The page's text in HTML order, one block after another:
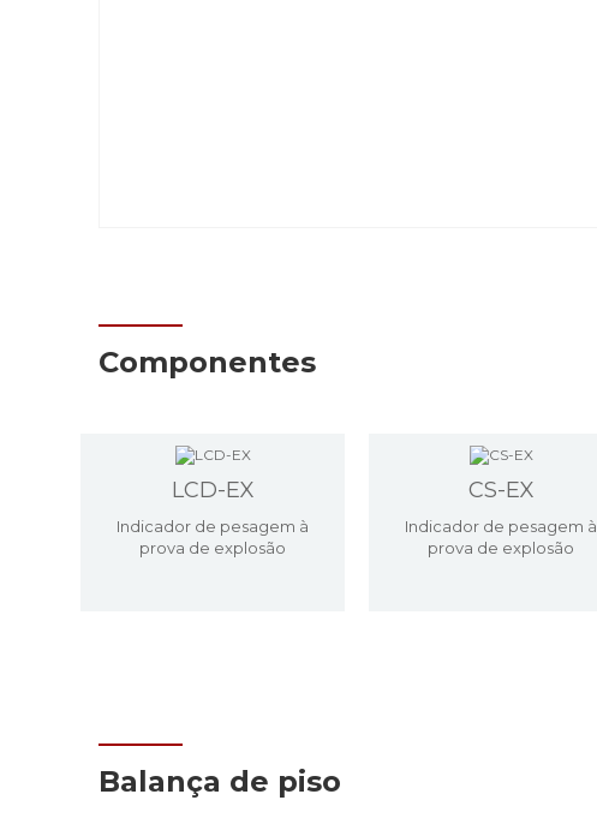
Componentes
LCD-EX
Indicador de pesagem à
prova de explosão
CS-EX
Indicador de pesagem à
prova de explosão
Balança de piso